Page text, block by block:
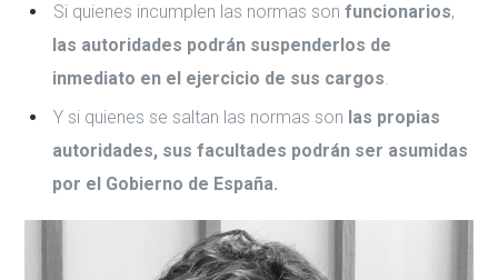
Si quienes incumplen las normas sonfuncionarios,
las autoridades podrán suspenderlos de
inmediato en el ejercicio de sus cargos.
Y si quienes se saltan las normas son las propias
autoridades, sus facultades podrán ser asumidas
por el Gobierno de España.